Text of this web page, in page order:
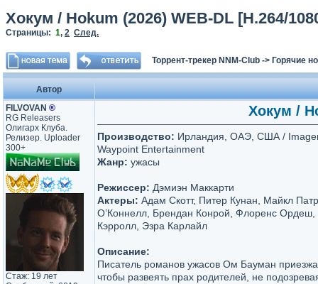
Хокум / Hokum (2026) WEB-DL [H.264/
Страницы: 1, 2 След.
Торрент-трекер NNM-Club -> Горячие
Автор
FILVOVAN ®
RG Releasers
Олигарх Клуба.
Релизер. Uploader
300+
Стаж: 19 лет
Хокум /
Производство: Ирландия, ОАЭ, США /
Waypoint Entertainment
Жанр: ужасы
Режиссер: Дэмиэн Маккарти
Актеры: Адам Скотт, Питер Кунан, Майкл
О’Коннелл, Брендан Конрой, Флоренс
Кэрролл, Эзра Карлайл
Описание:
Писатель романов ужасов Ом Бауман
чтобы развеять прах родителей, не